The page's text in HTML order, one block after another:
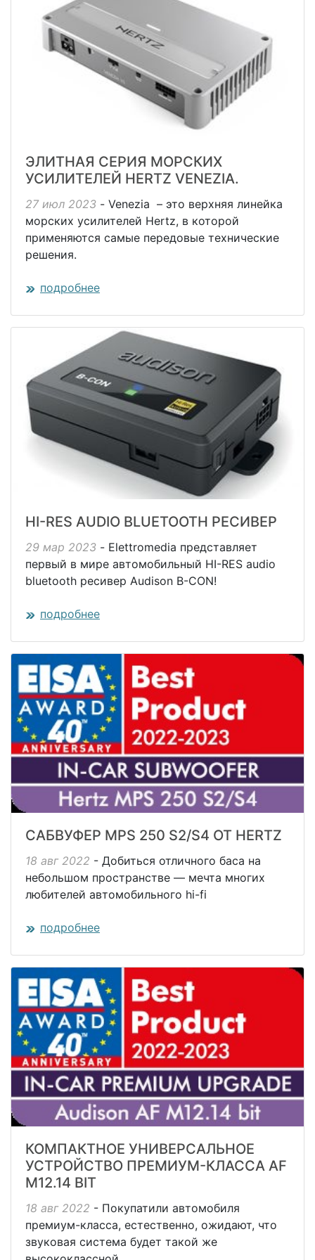
ЭЛИТНАЯ СЕРИЯ МОРСКИХ
УСИЛИТЕЛЕЙ HERTZ VENEZIA.
27 июл 2023 - Venezia – это верхняя линейка
морских усилителей Hertz, в которой
применяются самые передовые технические
решения.
подробнее
HI-RES AUDIO BLUETOOTH РЕСИВЕР
29 мар 2023 - Elettromedia представляет
первый в мире автомобильный HI-RES audio
bluetooth ресивер Audison B-CON!
подробнее
САБВУФЕР MPS 250 S2/S4 ОТ HERTZ
18 авг 2022 - Добиться отличного баса на
небольшом пространстве — мечта многих
любителей автомобильного hi-fi
подробнее
КОМПАКТНОЕ УНИВЕРСАЛЬНОЕ
УСТРОЙСТВО ПРЕМИУМ-КЛАССА AF
M12.14 BIT
18 авг 2022 - Покупатили автомобиля
премиум-класса, естественно, ожидают, что
звуковая система будет такой же